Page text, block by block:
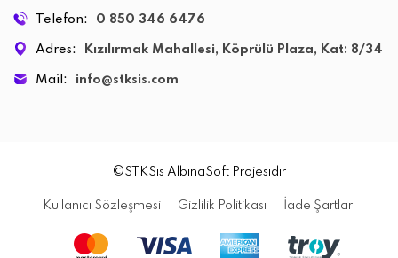
Telefon: 0 850 346 6476
Adres: Kızılırmak Mahallesi, Köprülü Plaza, Kat: 8/34
Mail: info@stksis.com
©STKSis AlbinaSoftProjesidir
Kullanıcı Sözleşmesi Gizlilik Politikası İade Şartları